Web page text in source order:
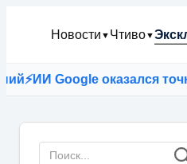
Новости ▼ Чтиво▼
Google оказался точнее